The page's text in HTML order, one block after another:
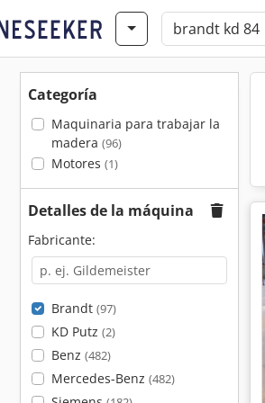
Categoría
Maquinaria para trabajar la
madera (96)
Motores (1)
Detalles de la máquina
Fabricante:
Brandt (97)
KD Putz (2)
Benz (482)
Mercedes-Benz (482)